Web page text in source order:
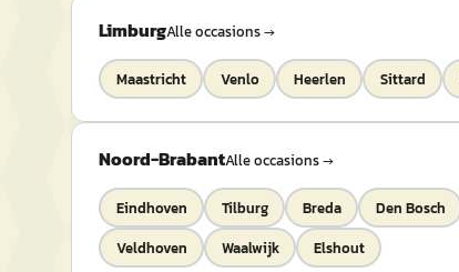
LimburgAlle occasions →
Maastricht Venlo Heerlen Sittard
Noord-BrabantAlle occasions →
Eindhoven Tilburg Breda Den Bosch
Veldhoven
Waalwijk Elshout